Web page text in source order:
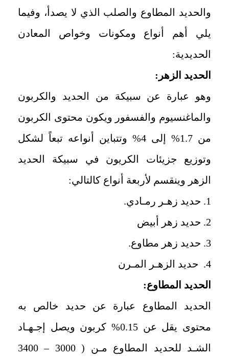
والحديد المطاوع والصلب الذي لا يصدأ، وفيما
يلي أهم أنواع ومكونات وخواص المعادن
الحديدية:
الحديد الزهر:
وهو عبارة عن سبيكة من الحديد والكربون
والماغنسيوم والفسفور ويكون محتوى الكربون
من 1.7% إلى 4% وتتباين أنواعه تبعاً لشكل
وتوزيع جزيئات الكريون في سبيكة الحديد
الزهر وينقسم لأربعة أنواع كالتالي:
1. حديد زهـر رمـادي.
2. حديد زهر أبيض
3. حديد زهر مطاوع.
4. حديد الزهـر المـرن
الحديد المطاوع:
الحديد المطاوع عبارة عن حديد خالص به
محتوى يقل عن 0.15% كربون ويصل إجـهـاد
الشـد للحديد المطاوع مـن ( 3000 – 3400